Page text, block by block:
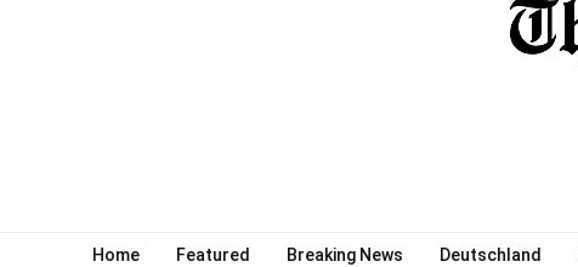
Home Featured Breaking News Deutschland